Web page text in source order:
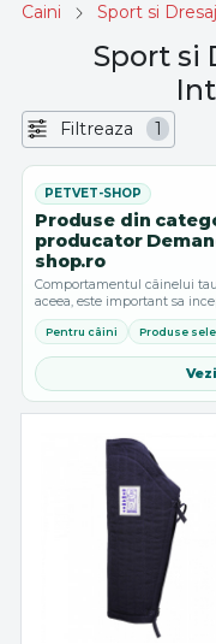
Caini Sport si Dresaj
Sport si
Filtreaza 1
Produse din
producator
shop.ro
Comportamentul câinelui
aceea, este important sa
nostru online se pot gasi
Pentru câini Produse